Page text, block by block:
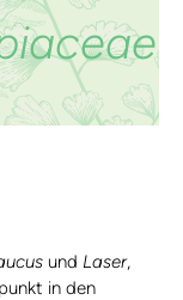
und Laser,
in den